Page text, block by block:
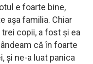
e foarte bine,
așa familia. Chiar
copii, a fost și ea
că în foarte
și ne-a luat panica